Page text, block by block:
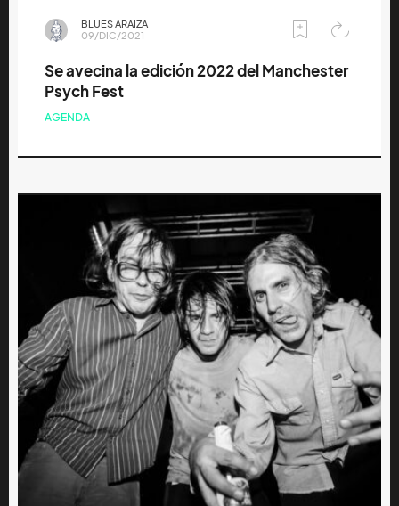
BLUES ARAIZA
09/DIC/2021
Se avecina la edición 2022 del Manchester
Psych Fest
AGENDA